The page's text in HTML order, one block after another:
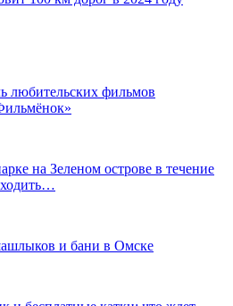
любительских фильмов
на Зеленом острове в течение
и бани в Омске